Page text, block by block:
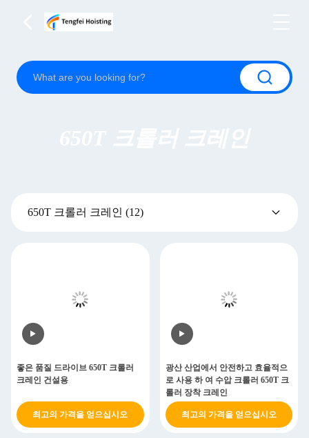
650T 크롤러 크레인 (12)
좋은 품질 드라이브 650T 크롤러
크레인 건설용
최고의 가격을 얻으십시오
광산 산업에서 안전하고 효율적으
로 사용 하 여 수압 크롤러 650T 크
롤러 장착 크레인
최고의 가격을 얻으십시오